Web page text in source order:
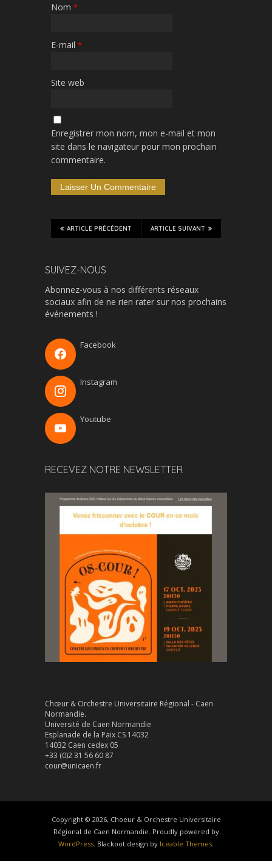
Nom *
E-mail *
Site web
Enregistrer mon nom, mon e-mail et mon
site dans le navigateur pour mon prochain
commentaire.
ARTICLE SUIVANT
ARTICLE PRÉCÉDENT
SUIVEZ-NOUS
Abonnez-vous à nos différents réseaux
sociaux afin de ne rien rater sur nos prochains
événements !
Facebook
Instagram
Youtube
RECEVEZ NOTRE NEWSLETTER
Chœur & Orchestre Universitaire Régional - Caen
Normandie.
Université de Caen Normandie
Esplanade de la Paix CS 14032
14032 Caen cedex 05
+33 (0)2 31 56 60 87
cour@unicaen.fr
Copyright © 2026, Choeur & Orchestre Universitaire
Régional de Caen Normandie. Proudly powered by
WordPress . Blackoot design by Iceable Themes